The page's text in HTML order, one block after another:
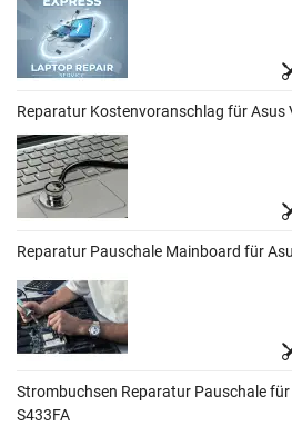
Reparatur Kostenvoranschlag für Asus
Reparatur Pauschale Mainboard für
Strombuchsen Reparatur Pauschale
S433FA